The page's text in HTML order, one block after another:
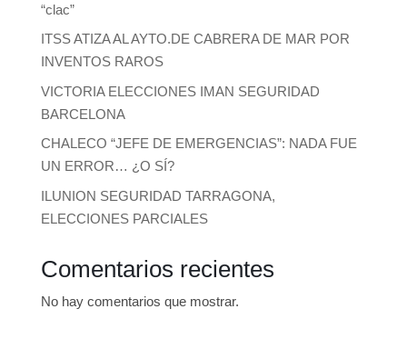
“clac”
ITSS ATIZA AL AYTO.DE CABRERA DE MAR POR
INVENTOS RAROS
VICTORIA ELECCIONES IMAN SEGURIDAD
BARCELONA
CHALECO “JEFE DE EMERGENCIAS”: NADA FUE
UN ERROR… ¿O SÍ?
ILUNION SEGURIDAD TARRAGONA,
ELECCIONES PARCIALES
Comentarios recientes
No hay comentarios que mostrar.